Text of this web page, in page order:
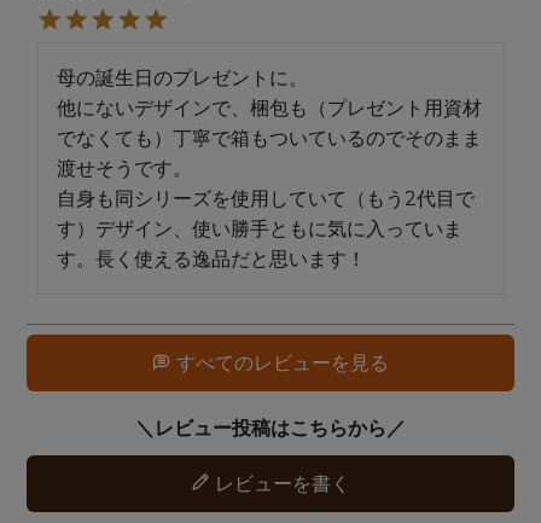
母の誕生日のプレゼントに。
他にないデザインで、梱包も（プレゼント用資材
でなくても）丁寧で箱もついているのでそのまま
渡せそうです。
自身も同シリーズを使用していて（もう2代目で
す）デザイン、使い勝手ともに気に入っていま
す。長く使える逸品だと思います！
すべてのレビューを見る
レビューを書く